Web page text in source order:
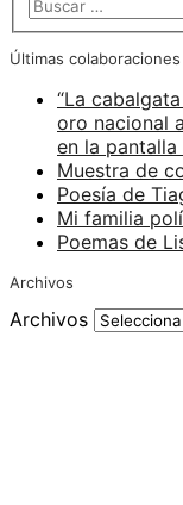
Últimas colaboraciones
“La
oro nacional
en la
Muestra de
Poesía de
Mi familia
Poemas de
Archivos
Archivos